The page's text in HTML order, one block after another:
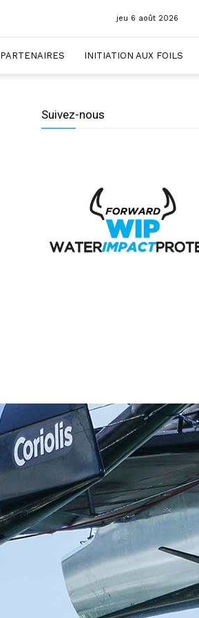
jeu 6 août 2026
PARTENAIRES INITIATION AUX FOILS
Suivez-nous